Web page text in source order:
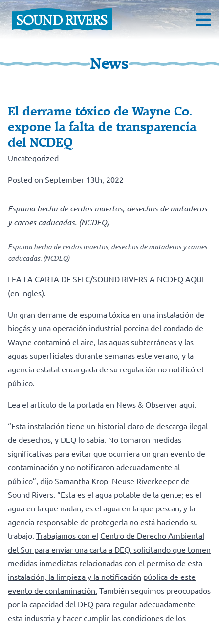
News
El derrame tóxico de Wayne Co.
expone la falta de transparencia
del NCDEQ
Uncategorized
Posted on September 13th, 2022
Espuma hecha de cerdos muertos, desechos de mataderos
y carnes caducadas. (NCDEQ)
Espuma hecha de cerdos muertos, desechos de mataderos y carnes
caducadas. (NCDEQ)
LEA LA CARTA DE SELC/SOUND RIVERS A NCDEQ AQUI
(en ingles).
Un gran derrame de espuma tóxica en una instalación de
biogás y una operación industrial porcina del condado de
Wayne contaminó el aire, las aguas subterráneas y las
aguas superficiales durante semanas este verano, y la
agencia estatal encargada de su regulación no notificó el
público.
Lea el articulo de la portada en News & Observer aqui.
“Esta instalación tiene un historial claro de descarga ilegal
de desechos, y DEQ lo sabía. No tomaron medidas
significativas para evitar que ocurriera un gran evento de
contaminación y no notificaron adecuadamente al
público”, dijo Samantha Krop, Neuse Riverkeeper de
Sound Rivers. “Esta es el agua potable de la gente; es el
agua en la que nadan; es el agua en la que pescan, y la
agencia responsable de protegerla no está haciendo su
trabajo. Trabajamos con el Centro de Derecho Ambiental
del Sur para enviar una carta a DEQ, solicitando que tomen
medidas inmediatas relacionadas con el permiso de esta
instalación, la limpieza y la notificación pública de este
evento de contaminación. También seguimos preocupados
por la capacidad del DEQ para regular adecuadamente
esta industria y hacer cumplir las condiciones de los